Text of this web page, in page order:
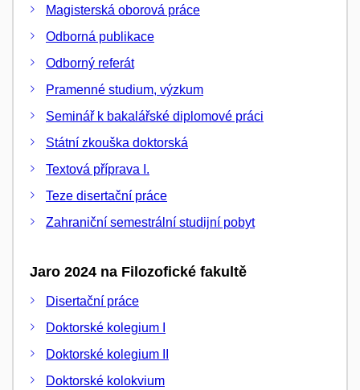
Magisterská oborová práce
Odborná publikace
Odborný referát
Pramenné studium, výzkum
Seminář k bakalářské diplomové práci
Státní zkouška doktorská
Textová příprava I.
Teze disertační práce
Zahraniční semestrální studijní pobyt
Jaro 2024 na Filozofické fakultě
Disertační práce
Doktorské kolegium I
Doktorské kolegium II
Doktorské kolokvium